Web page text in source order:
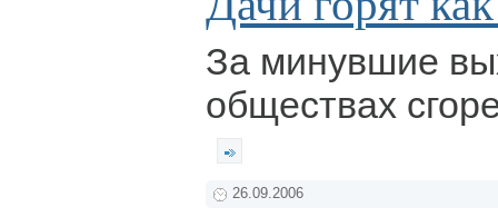
За минувшие
обществах
26.09.2006